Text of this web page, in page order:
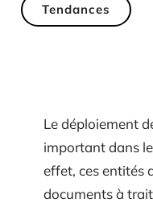
Tendances
Le déploiement
important dans
effet, ces entités
documents à